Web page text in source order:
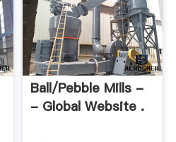
Ball/Pebble Mills -
- Global Website .